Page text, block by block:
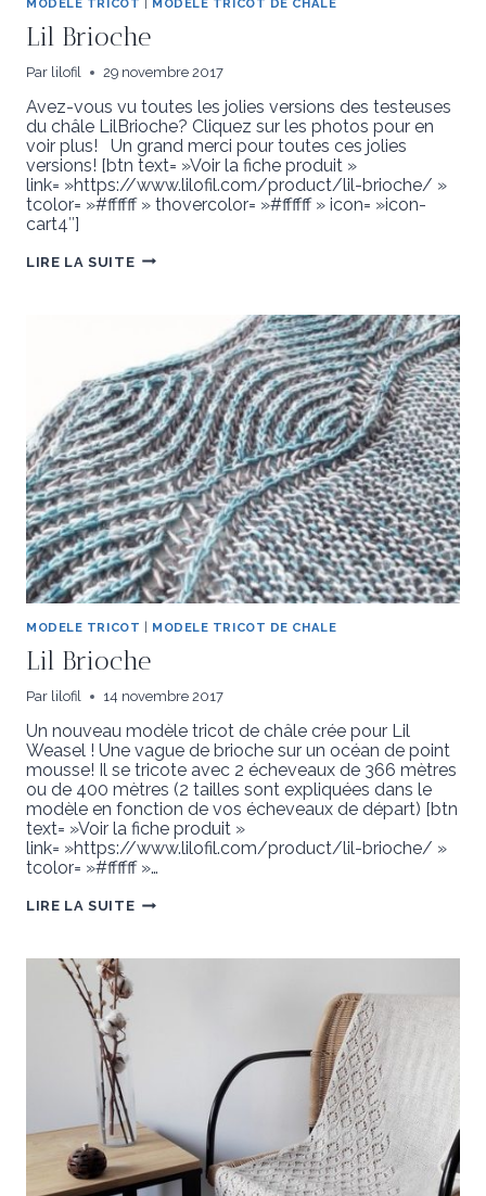
Lil Brioche
Par lilofil 29 novembre 2017
Avez-vous vu toutes les jolies versions des testeuses
du châle LilBrioche? Cliquez sur les photos pour en
voir plus! Un grand merci pour toutes ces jolies
versions! [btn text= »Voir la fiche produit »
link= »https://www.lilofil.com/product/lil-brioche/ »
tcolor= »#ffffff » thovercolor= »#ffffff » icon= »icon-
cart4″]
LIRE LA SUITELIL
BRIOCHE
MODELE TRICOT MODELE TRICOT DE CHALE
Lil Brioche
Par lilofil 14 novembre 2017
Un nouveau modèle tricot de châle crée pour Lil
Weasel ! Une vague de brioche sur un océan de point
mousse! Il se tricote avec 2 écheveaux de 366 mètres
ou de 400 mètres (2 tailles sont expliquées dans le
modèle en fonction de vos écheveaux de départ) [btn
text= »Voir la fiche produit »
link= »https://www.lilofil.com/product/lil-brioche/ »
tcolor= »#ffffff »…
LIRE LA SUITELIL